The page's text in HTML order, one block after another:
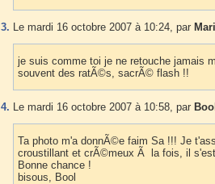
3. Le mardi 16 octobre 2007 à 10:24, par
je suis comme toi je ne retouche jamais
souvent des ratÃ©s, sacrÃ© flash !!
4. Le mardi 16 octobre 2007 à 10:58, par Bool
Ta photo m'a donnÃ©e faim Sa !!! Je
croustillant et crÃ©meux Ã la fois, il
Bonne chance !
bisous, Bool